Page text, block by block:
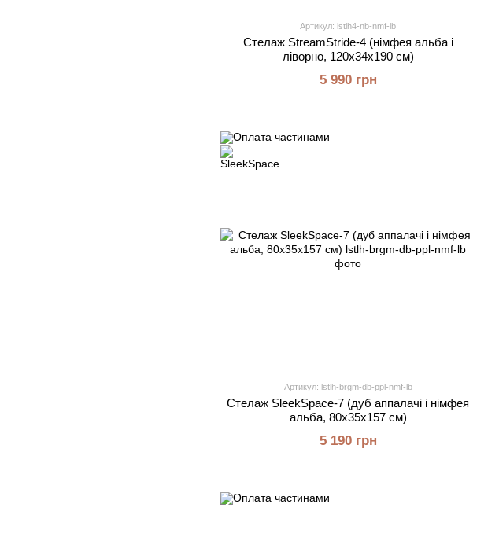
Артикул: lstlh4-nb-nmf-lb
Стелаж StreamStride-4 (німфея альба і
ліворно, 120х34х190 см)
5 990 грн
Артикул: lstlh-brgm-db-ppl-nmf-lb
Стелаж SleekSpace-7 (дуб аппалачі і німфея
альба, 80х35х157 см)
5 190 грн